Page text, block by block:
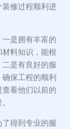
修过程顺利进
是拥有丰富的
料知识，能根
是有良好的服
保工程的顺利
看他们以前的
得到专业的服